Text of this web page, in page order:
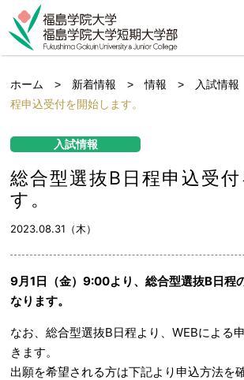
ホーム > 新着情報 >情報 > 入試情報
程申込受付を開始します。
入試情報
総合型選抜B日程申込受
す。
2023.08.31（木）
9月1日（金）9:00より、総合型選抜B日程
なります。
なお、総合型選抜B日程より、WEBによる
きます。
出願を希望される方は下記より申込方法を